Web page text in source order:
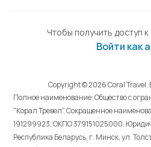
Чтобы получить доступ
Войти как
Copyright © 2026 Coral
Полное наименование: Общество с
"Корал Тревел". Сокращенное
191299923, ОКПО 379151025000.
Республика Беларусь, г. Минск, ул.